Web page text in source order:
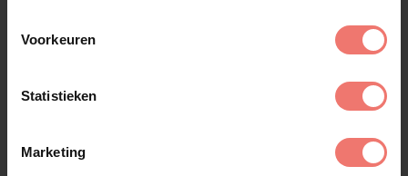
Voorkeuren
Statistieken
Marketing